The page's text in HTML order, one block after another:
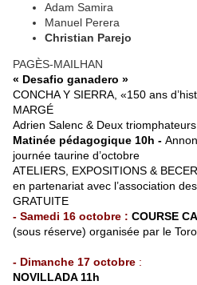
Adam Samira
Manuel Perera
Christian Parejo
PAGÈS-MAILHAN
« Desafio ganadero »
CONCHA Y SIERRA, «150 ans
MARGÉ
Adrien Salenc & Deux
Matinée pédagogique 10h -
journée taurine d’octobre
ATELIERS, EXPOSITIONS &
en partenariat avec l’association
GRATUITE
- Samedi 16 octobre : COURSE
(sous réserve) organisée par le
- Dimanche 17 octobre :
NOVILLADA 11h